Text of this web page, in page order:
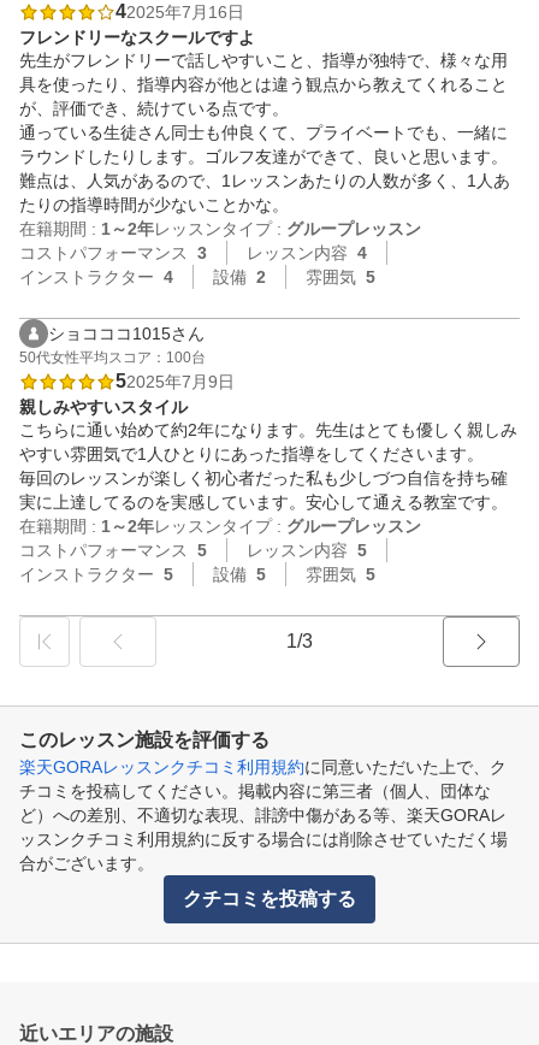
42025年7月16日
フレンドリーなスクールですよ
先生がフレンドリーで話しやすいこと、指導が独特で、様々な用
具を使ったり、指導内容が他とは違う観点から教えてくれること
が、評価でき、続けている点です。
通っている生徒さん同士も仲良くて、プライベートでも、一緒に
ラウンドしたりします。ゴルフ友達ができて、良いと思います。
難点は、人気があるので、1レッスンあたりの人数が多く、1人あ
たりの指導時間が少ないことかな。
在籍期間 : 1～2年レッスンタイプ : グループレッスン
コストパフォーマンス
3 レッスン内容 4
インストラクター 4 設備 2 雰囲気 5
ショコココ1015さん
50代女性平均スコア：100台
52025年7月9日
親しみやすいスタイル
こちらに通い始めて約2年になります。先生はとても優しく親しみ
やすい雰囲気で1人ひとりにあった指導をしてくださいます。
毎回のレッスンが楽しく初心者だった私も少しづつ自信を持ち確
実に上達してるのを実感しています。安心して通える教室です。
在籍期間 : 1～2年レッスンタイプ : グループレッスン
コストパフォーマンス
5 レッスン内容 5
インストラクター 5 設備 5 雰囲気 5
1/3
このレッスン施設を評価する
楽天GORAレッスンクチコミ利用規約に同意いただいた上で、ク
チコミを投稿してください。掲載内容に第三者（個人、団体な
ど）への差別、不適切な表現、誹謗中傷がある等、楽天GORAレ
ッスンクチコミ利用規約に反する場合には削除させていただく場
合がございます。
クチコミを投稿する
近いエリアの施設